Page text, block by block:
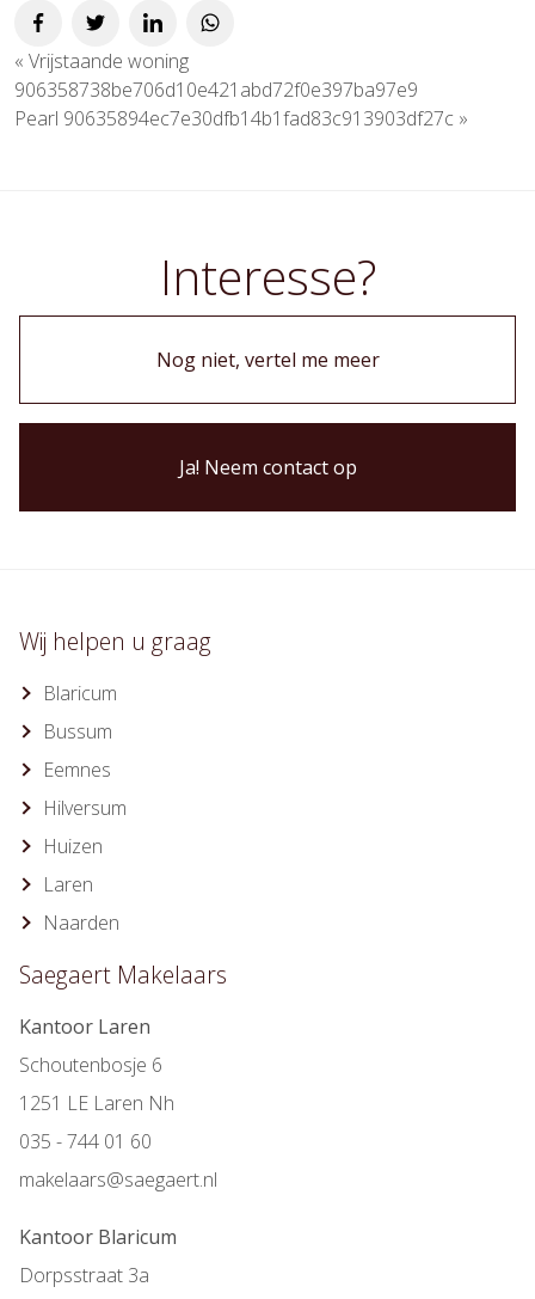
« Vrijstaande woning
906358738be706d10e421abd72f0e397ba97e9
Pearl 90635894ec7e30dfb14b1fad83c913903df27c »
Interesse?
Nog niet, vertel me meer
Ja! Neem contact op
Wij helpen u graag
Blaricum
Bussum
Eemnes
Hilversum
Huizen
Laren
Naarden
Saegaert Makelaars
Kantoor Laren
Schoutenbosje 6
1251 LE Laren Nh
035 - 744 01 60
makelaars@saegaert.nl
Kantoor Blaricum
Dorpsstraat 3a